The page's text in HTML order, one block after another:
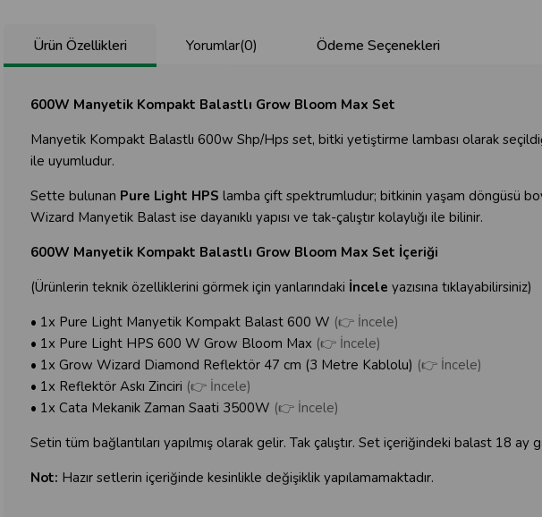
Ürün Özellikleri Yorumlar(0) Ödeme Seçenekleri
600W Manyetik Kompakt Balastlı Grow Bloom Max Set
Manyetik Kompakt Balastlı 600w Shp/Hps set, bitki yetiştirme lambası olarak
ile uyumludur.
Sette bulunan Pure Light HPS lamba çift spektrumludur; bitkinin yaşam döngüsü
Wizard Manyetik Balast ise dayanıklı yapısı ve tak-çalıştır kolaylığı ile bilinir.
600W Manyetik Kompakt Balastlı Grow Bloom Max Set İçeriği
(Ürünlerin teknik özelliklerini görmek için yanlarındaki İncele yazısına tıklayabilirsiniz)
• 1x Pure Light Manyetik Kompakt Balast 600 W (👉 İncele)
• 1x Pure Light HPS 600 W Grow Bloom Max (👉 İncele)
• 1x Grow Wizard Diamond Reflektör 47 cm (3 Metre Kablolu) (👉 İncele)
• 1x Reflektör Askı Zinciri (👉 İncele)
• 1x Cata Mekanik Zaman Saati 3500W (👉 İncele)
Setin tüm bağlantıları yapılmış olarak gelir. Tak çalıştır. Set içeriğindeki balast 18 ay
Not: Hazır setlerin içeriğinde kesinlikle değişiklik yapılamamaktadır.